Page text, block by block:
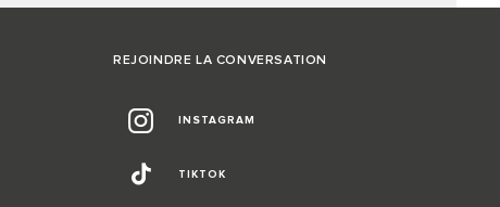
REJOINDRE LA CONVERSATION
INSTAGRAM
TIKTOK